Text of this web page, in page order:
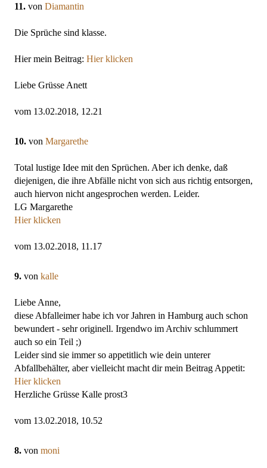
11. von Diamantin
Die Sprüche sind klasse.
Hier mein Beitrag: Hier klicken
Liebe Grüsse Anett
vom 13.02.2018, 12.21
10. von Margarethe
Total lustige Idee mit den Sprüchen. Aber ich denke, daß
diejenigen, die ihre Abfälle nicht von sich aus richtig entsorgen,
auch hiervon nicht angesprochen werden. Leider.
LG Margarethe
Hier klicken
vom 13.02.2018, 11.17
9. von kalle
Liebe Anne,
diese Abfalleimer habe ich vor Jahren in Hamburg auch schon
bewundert - sehr originell. Irgendwo im Archiv schlummert
auch so ein Teil ;)
Leider sind sie immer so appetitlich wie dein unterer
Abfallbehälter, aber vielleicht macht dir mein Beitrag Appetit:
Hier klicken
Herzliche Grüsse Kalle prost3
vom 13.02.2018, 10.52
8. von moni